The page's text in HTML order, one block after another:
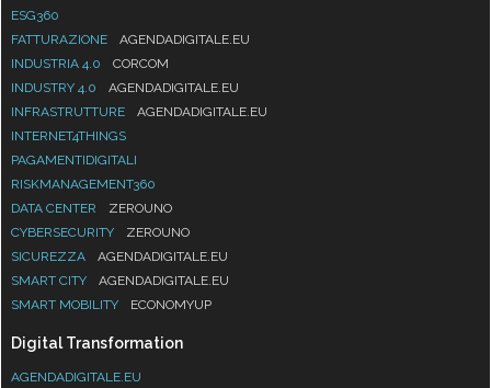
ESG360
FATTURAZIONE
AGENDADIGITALE.EU
INDUSTRIA 4.0
CORCOM
INDUSTRY 4.0
AGENDADIGITALE.EU
INFRASTRUTTURE
AGENDADIGITALE.EU
INTERNET4THINGS
PAGAMENTIDIGITALI
RISKMANAGEMENT360
DATA CENTER
ZEROUNO
CYBERSECURITY
ZEROUNO
SICUREZZA
AGENDADIGITALE.EU
SMART CITY
AGENDADIGITALE.EU
SMART MOBILITY
ECONOMYUP
Digital Transformation
AGENDADIGITALE.EU